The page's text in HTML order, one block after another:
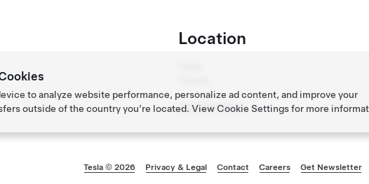
Location
Get Directions
Tesla © 2026 Privacy & Legal Contact Careers Get Newsletter
to analyze website performance, personalize ad content, and improve your
outside of the country you’re located. View Cookie Settingsfor more